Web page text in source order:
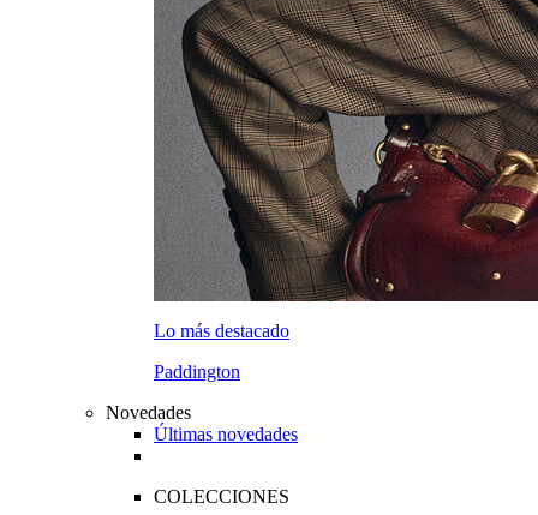
Lo más destacado
Paddington
Novedades
Últimas novedades
COLECCIONES